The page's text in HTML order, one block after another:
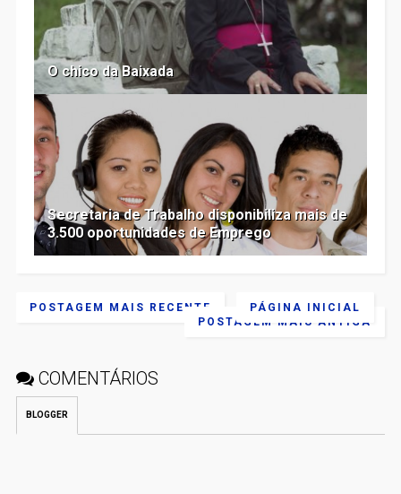
O chico da Baixada
Secretaria de Trabalho disponibiliza mais de
3.500 oportunidades de Emprego
POSTAGEM MAIS RECENTE
POSTAGEM MAIS ANTIGA
PÁGINA INICIAL
COMENTÁRIOS
BLOGGER